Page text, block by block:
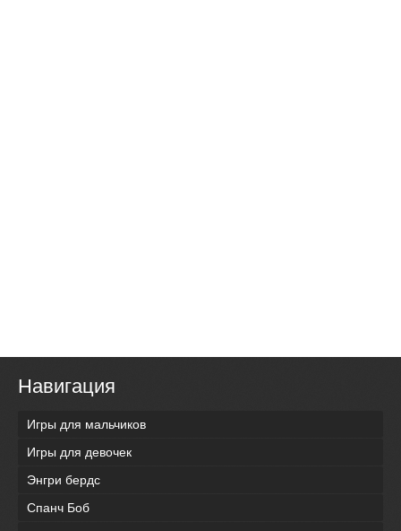
Навигация
Игры для мальчиков
Игры для девочек
Энгри бердс
Спанч Боб